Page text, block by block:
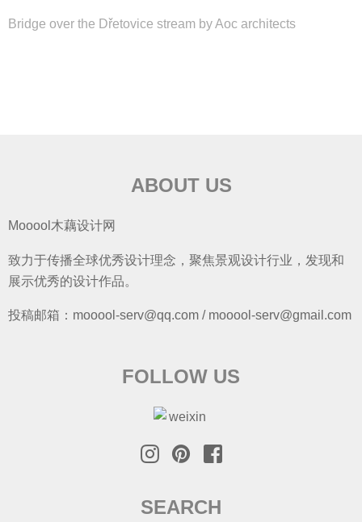
Bridge over the Dřetovice stream by Aoc architects
ABOUT US
Mooool木藕设计网
致力于传播全球优秀设计理念，聚焦景观设计行业，发现和
展示优秀的设计作品。
投稿邮箱：mooool-serv@qq.com / mooool-serv@gmail.com
FOLLOW US
SEARCH